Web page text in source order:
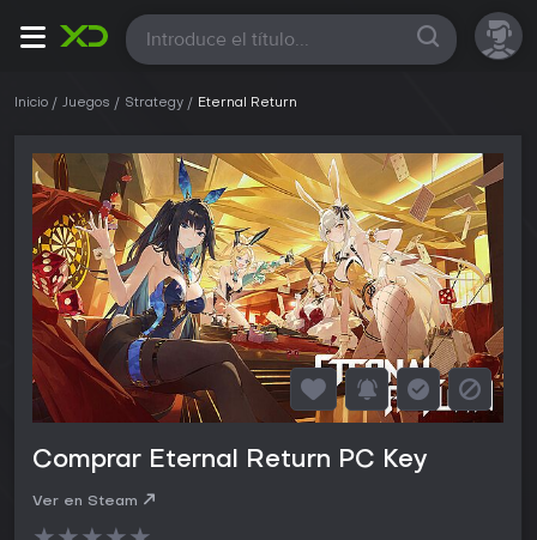
Todas
Inicio Juegos Strategy Eternal Return
Comprar Eternal Return PC Key
Ver en Steam